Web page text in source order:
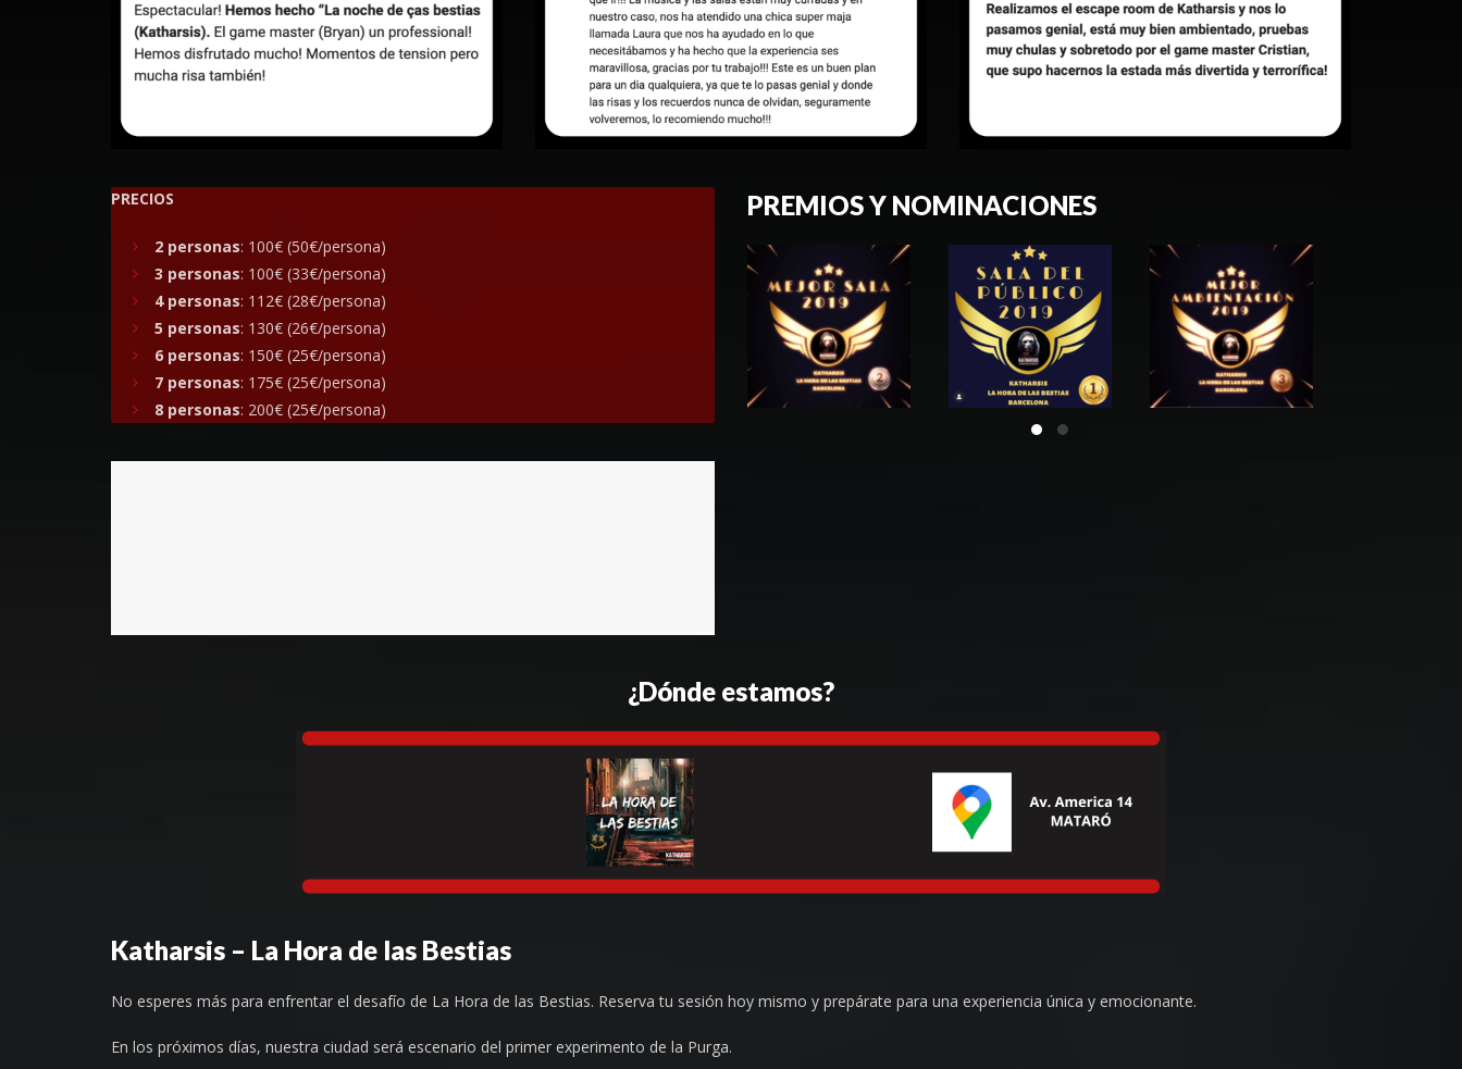
PRECIOS
2 personas: 100€ (50€/persona)
3 personas: 100€ (33€/persona)
4 personas: 112€ (28€/persona)
5 personas: 130€ (26€/persona)
6 personas: 150€ (25€/persona)
7 personas: 175€ (25€/persona)
8 personas: 200€ (25€/persona)
PREMIOS Y NOMINACIONES
¿Dónde estamos?
Katharsis – La Hora de las Bestias
No esperes más para enfrentar el desafío de La Hora de las Bestias. Reserva tu sesión hoy mismo y prepárate para una experiencia única y emocionante.
En los próximos días, nuestra ciudad será escenario del primer experimento de la Purga.